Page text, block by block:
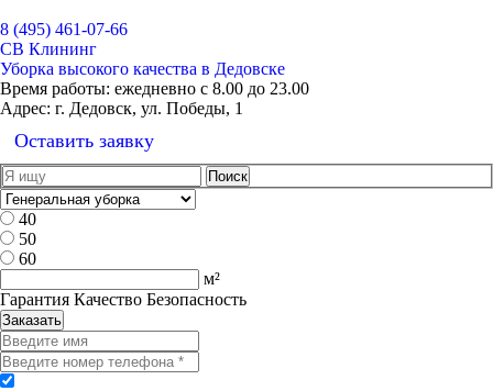
8 (495) 461-07-66
СВ Клининг
Уборка высокого качества в Дедовске
Время работы: ежедневно с 8.00 до 23.00
Адрес: г. Дедовск, ул. Победы, 1
Оставить заявку
40
50
60
м²
Гарантия Качество Безопасность
Заказать